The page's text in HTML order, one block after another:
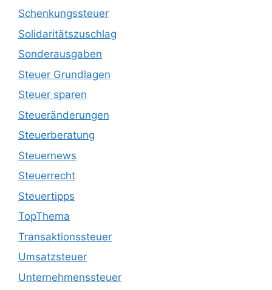
Schenkungssteuer
Solidaritätszuschlag
Sonderausgaben
Steuer Grundlagen
Steuer sparen
Steueränderungen
Steuerberatung
Steuernews
Steuerrecht
Steuertipps
TopThema
Transaktionssteuer
Umsatzsteuer
Unternehmenssteuer